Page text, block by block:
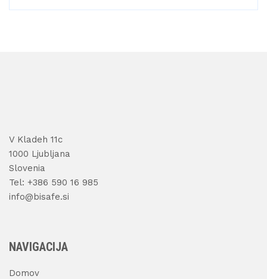
V Kladeh 11c
1000 Ljubljana
Slovenia
Tel: +386 590 16 985
info@bisafe.si
NAVIGACIJA
Domov